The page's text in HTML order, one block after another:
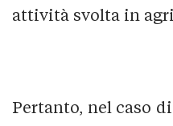
attività svolta in
Pertanto, nel caso